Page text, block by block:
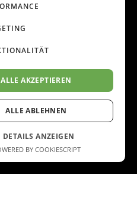
ALLE AKZEPTIEREN
ALLE ABLEHNEN
DETAILS ANZEIGEN
BY COOKIESCRIPT